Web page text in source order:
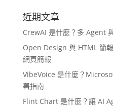
近期文章
CrewAI 是什麼？多 Agent
Open Design 與 HTML 簡
網頁簡報
VibeVoice 是什麼？
署指南
Flint Chart 是什麼？讓 AI